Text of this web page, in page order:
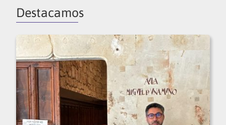
Destacamos